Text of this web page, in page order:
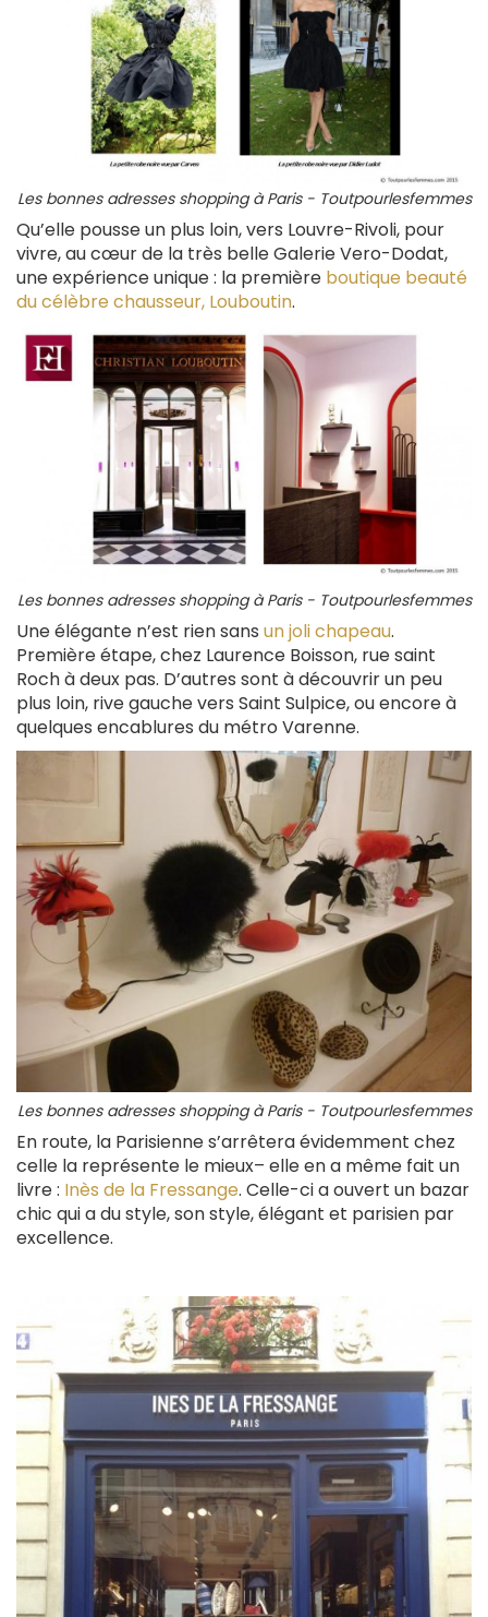
Les bonnes adresses shopping à Paris - Toutpourlesfemmes
Qu’elle pousse un plus loin, vers Louvre-Rivoli, pour
vivre, au cœur de la très belle Galerie Vero-Dodat,
une expérience unique : la première boutique beauté
du célèbre chausseur, Louboutin.
Les bonnes adresses shopping à Paris - Toutpourlesfemmes
Une élégante n’est rien sans un joli chapeau.
Première étape, chez Laurence Boisson, rue saint
Roch à deux pas. D’autres sont à découvrir un peu
plus loin, rive gauche vers Saint Sulpice, ou encore à
quelques encablures du métro Varenne.
Les bonnes adresses shopping à Paris - Toutpourlesfemmes
En route, la Parisienne s’arrêtera évidemment chez
celle la représente le mieux– elle en a même fait un
livre : Inès de la Fressange. Celle-ci a ouvert un bazar
chic qui a du style, son style, élégant et parisien par
excellence.